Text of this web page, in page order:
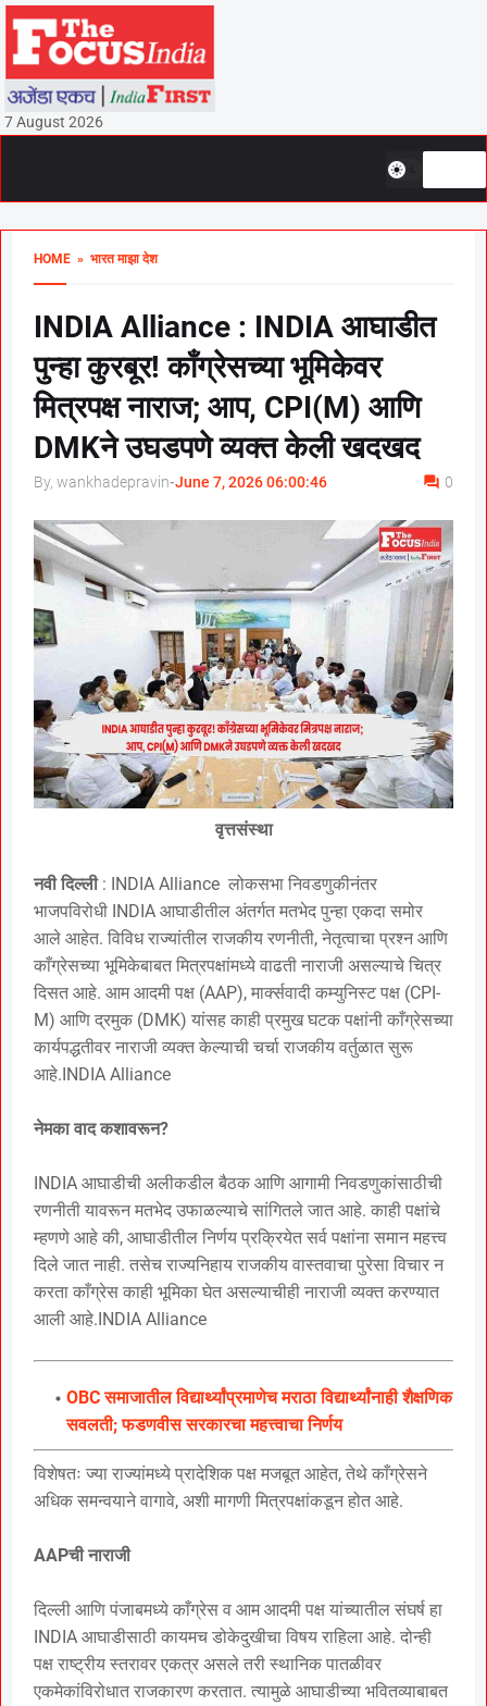
7 August 2026
HOME » भारत माझा देश
INDIA Alliance : INDIA आघाडीत
पुन्हा कुरबूर! काँग्रेसच्या भूमिकेवर
मित्रपक्ष नाराज; आप, CPI(M) आणि
DMKने उघडपणे व्यक्त केली खदखद
By, wankhadepravin-June 7, 2026 06:00:46 0
वृत्तसंस्था
नवी दिल्ली: INDIA Alliance लोकसभा निवडणुकीनंतर
भाजपविरोधी INDIA आघाडीतील अंतर्गत मतभेद पुन्हा एकदा समोर
आले आहेत. विविध राज्यांतील राजकीय रणनीती, नेतृत्वाचा प्रश्न आणि
काँग्रेसच्या भूमिकेबाबत मित्रपक्षांमध्ये वाढती नाराजी असल्याचे चित्र
दिसत आहे. आम आदमी पक्ष (AAP), मार्क्सवादी कम्युनिस्ट पक्ष (CPI-
M) आणि द्रमुक (DMK) यांसह काही प्रमुख घटक पक्षांनी काँग्रेसच्या
कार्यपद्धतीवर नाराजी व्यक्त केल्याची चर्चा राजकीय वर्तुळात सुरू
आहे.INDIA Alliance
नेमका वाद कशावरून?
INDIA आघाडीची अलीकडील बैठक आणि आगामी निवडणुकांसाठीची
रणनीती यावरून मतभेद उफाळल्याचे सांगितले जात आहे. काही पक्षांचे
म्हणणे आहे की, आघाडीतील निर्णय प्रक्रियेत सर्व पक्षांना समान महत्त्व
दिले जात नाही. तसेच राज्यनिहाय राजकीय वास्तवाचा पुरेसा विचार न
करता काँग्रेस काही भूमिका घेत असल्याचीही नाराजी व्यक्त करण्यात
आली आहे.INDIA Alliance
OBC समाजातील विद्यार्थ्यांप्रमाणेच मराठा विद्यार्थ्यांनाही शैक्षणिक
सवलती; फडणवीस सरकारचा महत्त्वाचा निर्णय
विशेषतः ज्या राज्यांमध्ये प्रादेशिक पक्ष मजबूत आहेत, तेथे काँग्रेसने
अधिक समन्वयाने वागावे, अशी मागणी मित्रपक्षांकडून होत आहे.
AAPची नाराजी
दिल्ली आणि पंजाबमध्ये काँग्रेस व आम आदमी पक्ष यांच्यातील संघर्ष हा
INDIA आघाडीसाठी कायमच डोकेदुखीचा विषय राहिला आहे. दोन्ही
पक्ष राष्ट्रीय स्तरावर एकत्र असले तरी स्थानिक पातळीवर
एकमेकांविरोधात राजकारण करतात. त्यामुळे आघाडीच्या भवितव्याबाबत